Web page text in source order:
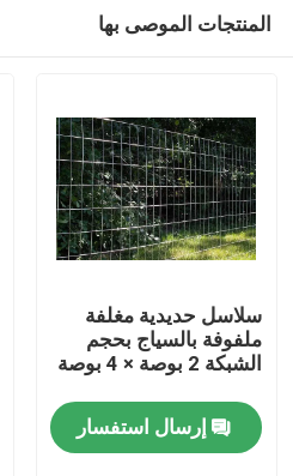
المنتجات
المنتجات الموصى بها
سلاسل حديدية مغلفة
ملفوفة بالسياج بحجم
الشبكة 2 بوصة × 4 بوصة
إرسال استفسار